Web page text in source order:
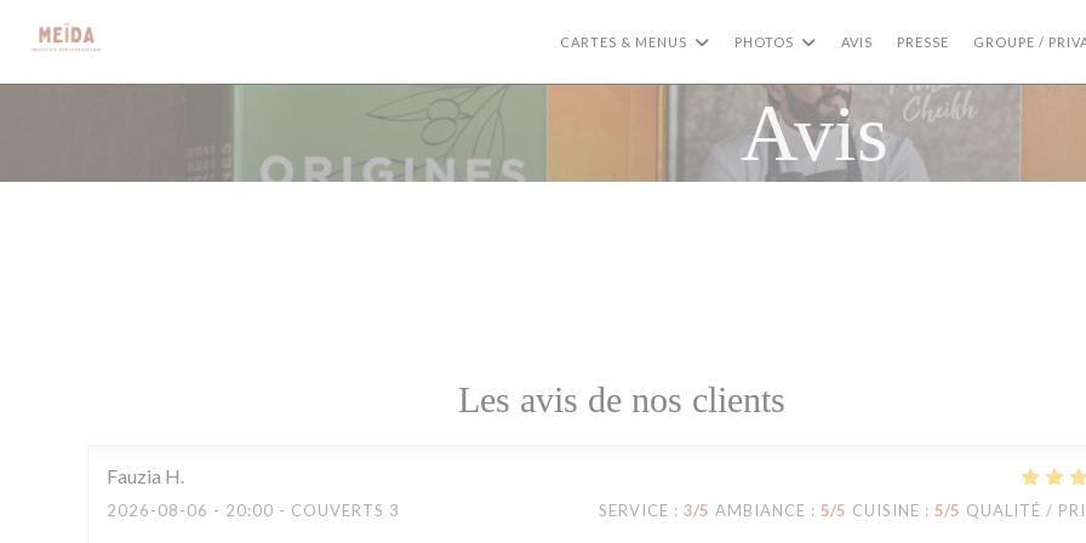
Personnalisation de vos choix en matière de cookies
CARTES & MENUS PHOTOS AVIS PRESSE GROUPE /
Avis
Les avis de nos clients
Fauzia H
2026-08-06 - 20:00 - COUVERTS 3 SERVICE : 3/5 AMBIANCE : 5/5 CUISINE : 5/5 QUALITÉ /